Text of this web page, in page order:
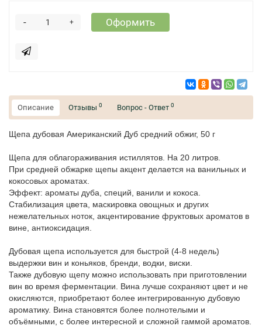
+
- Оформить
Описание Отзывы 0 Вопрос - Ответ 0
Щепа дубовая Американский Дуб средний обжиг, 50 г
Щепа для облагораживания истиллятов. На 20 литров.
При средней обжарке щепы акцент делается на ванильных и
кокосовых ароматах.
Эффект: ароматы дуба, специй, ванили и кокоса.
Стабилизация цвета, маскировка овощных и других
нежелательных ноток, акцентирование фруктовых ароматов в
вине, антиоксидация.
Дубовая щепа используется для быстрой (4-8 недель)
выдержки вин и коньяков, бренди, водки, виски.
Также дубовую щепу можно использовать при приготовлении
вин во время ферментации. Вина лучше сохраняют цвет и не
окисляются, приобретают более интегрированную дубовую
ароматику. Вина становятся более полнотелыми и
объёмными, с более интересной и сложной гаммой ароматов.